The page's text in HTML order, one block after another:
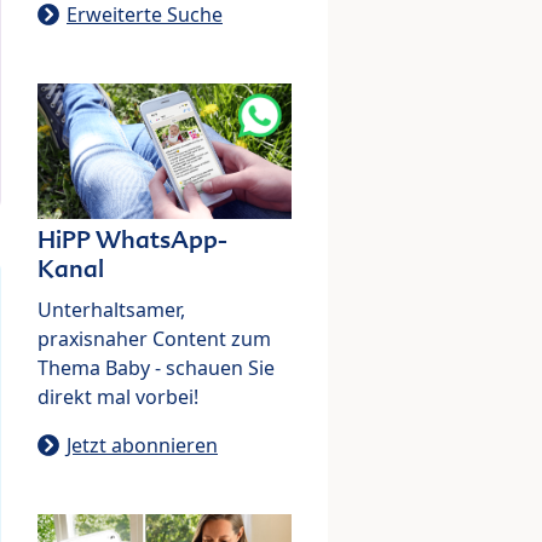
Erweiterte Suche
HiPP WhatsApp-
Kanal
Unterhaltsamer,
praxisnaher Content zum
Thema Baby - schauen Sie
direkt mal vorbei!
Jetzt abonnieren